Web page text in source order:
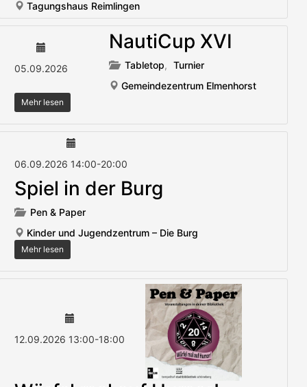
Tagungshaus Reimlingen
05.09.2026
NautiCup XVI
Tabletop,
Turnier
Gemeindezentrum Elmenhorst
Mehr lesen
06.09.2026 14:00-20:00
Spiel in der Burg
Pen & Paper
Kinder und Jugendzentrum – Die Burg
Mehr lesen
12.09.2026 13:00-18:00